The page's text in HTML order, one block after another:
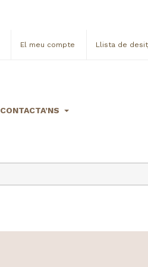
El meu compte Llista de
CONTACTA’NS